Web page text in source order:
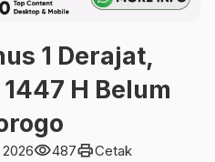
1 Derajat,
H Belum
2026visibility487printCetak